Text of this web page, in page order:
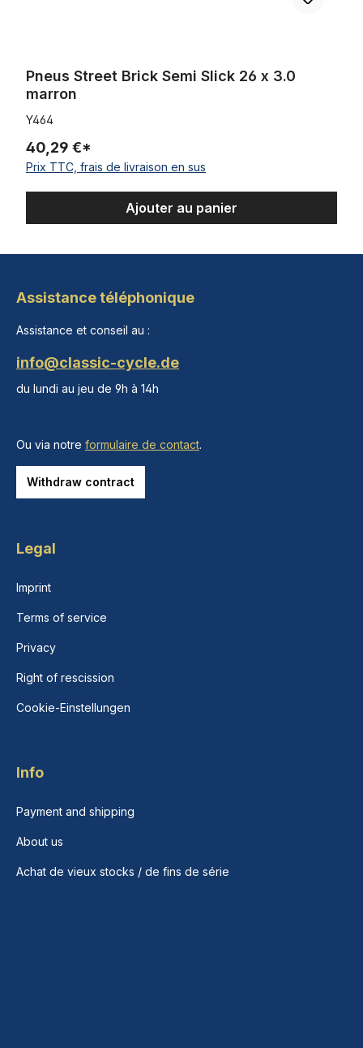
Pneus Street Brick Semi Slick 26 x 3.0
marron
Y464
40,29 €*
Prix TTC, frais de livraison en sus
Ajouter au panier
Assistance téléphonique
Assistance et conseil au :
info@classic-cycle.de
du lundi au jeu de 9h à 14h
Ou via notre formulaire de contact.
Withdraw contract
Legal
Imprint
Terms of service
Privacy
Right of rescission
Cookie-Einstellungen
Info
Payment and shipping
About us
Achat de vieux stocks / de fins de série